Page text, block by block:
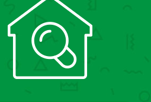
5 pokoi z salonem z aneksem